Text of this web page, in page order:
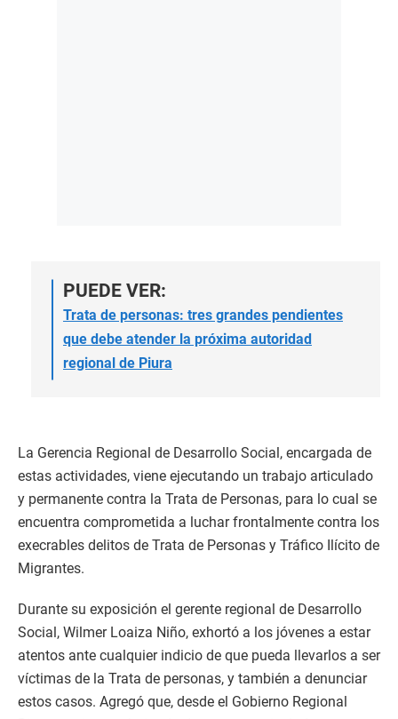
PUEDE VER:
Trata de personas: tres grandes pendientes
que debe atender la próxima autoridad
regional de Piura
La Gerencia Regional de Desarrollo Social, encargada de
estas actividades, viene ejecutando un trabajo articulado
y permanente contra la Trata de Personas, para lo cual se
encuentra comprometida a luchar frontalmente contra los
execrables delitos de Trata de Personas y Tráfico Ilícito de
Migrantes.
Durante su exposición el gerente regional de Desarrollo
Social, Wilmer Loaiza Niño, exhortó a los jóvenes a estar
atentos ante cualquier indicio de que pueda llevarlos a ser
víctimas de la Trata de personas, y también a denunciar
estos casos. Agregó que, desde el Gobierno Regional